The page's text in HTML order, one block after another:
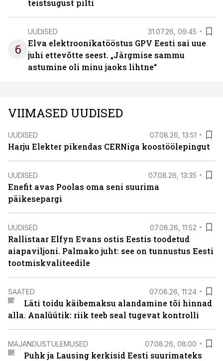
teistsugust pilti
6
UUDISED 31.07.26, 09:45
Elva elektroonikatööstus GPV Eesti sai uue
juhi ettevõtte seest. „Järgmise sammu
astumine oli minu jaoks lihtne“
VIIMASED UUDISED
UUDISED 07.08.26, 13:51
Harju Elekter pikendas CERNiga koostöölepingut
UUDISED 07.08.26, 13:35
Enefit avas Poolas oma seni suurima
päikesepargi
UUDISED 07.08.26, 11:52
Rallistaar Elfyn Evans ostis Eestis toodetud
aiapaviljoni. Palmako juht: see on tunnustus Eesti
tootmiskvaliteedile
SAATED 07.08.26, 11:24
Läti toidu käibemaksu alandamine tõi hinnad
alla. Analüütik: riik teeb seal tugevat kontrolli
MAJANDUSTULEMUSED 07.08.26, 08:00
Puhk ja Lausing kerkisid Eesti suurimateks